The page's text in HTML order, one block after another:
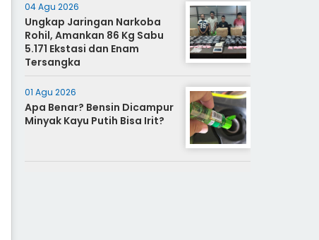
04 Agu 2026
Ungkap Jaringan Narkoba
Rohil, Amankan 86 Kg Sabu
5.171 Ekstasi dan Enam
Tersangka
01 Agu 2026
Apa Benar? Bensin Dicampur
Minyak Kayu Putih Bisa Irit?